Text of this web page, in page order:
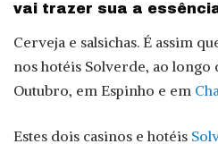
vai trazer sua a
Cerveja e salsichas. É assim
nos hotéis Solverde, ao longo
Outubro, em Espinho e em
Estes dois casinos e hotéis